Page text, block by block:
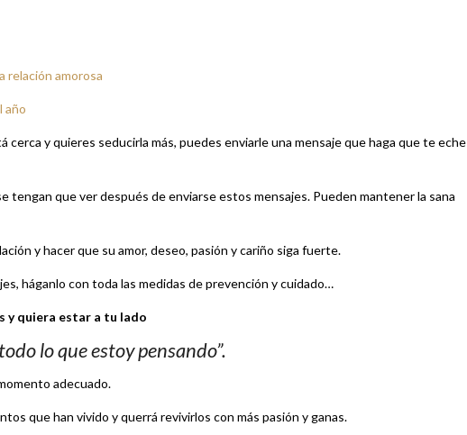
relación amorosa
año
y quieres seducirla más, puedes enviarle una mensaje que haga que te eche
tengan que ver después de enviarse estos mensajes. Pueden mantener la sana
y hacer que su amor, deseo, pasión y cariño siga fuerte.
háganlo con toda las medidas de prevención y cuidado…
y quiera estar a tu lado
lo que estoy pensando”.
adecuado.
que han vivido y querrá revivirlos con más pasión y ganas.